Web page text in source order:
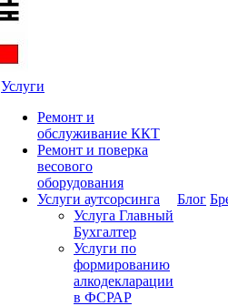
Услуги
Ремонт и
обслуживание ККТ
Ремонт и поверка
весового
оборудования
Услуги аутсорсинга
Услуга Главный
Бухгалтер
Услуги по
формированию
алкодекларации
в ФСРАР
Блог